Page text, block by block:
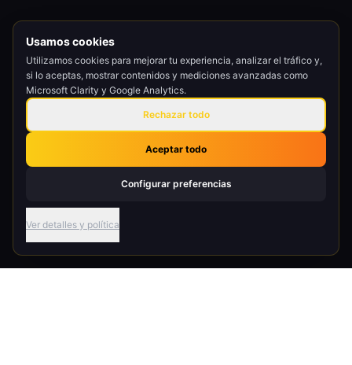
Usamos cookies
Utilizamos cookies para mejorar tu experiencia, analizar el tráfico y,
si lo aceptas, mostrar contenidos y mediciones avanzadas como
Microsoft Clarity y Google Analytics.
Rechazar todo
Aceptar todo
Configurar preferencias
Ver detalles y política